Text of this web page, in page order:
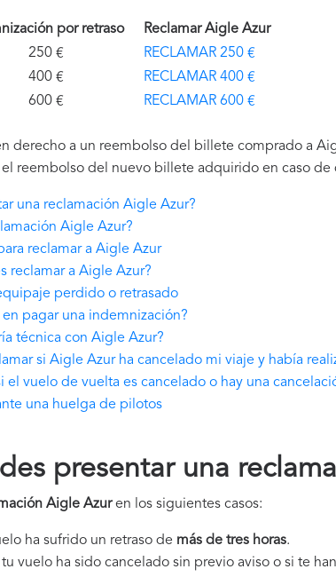
por retraso
Reclamar Aigle Azur
€
RECLAMAR 250 €
€
RECLAMAR 400 €
€ RECLAMAR 600 €
derecho a un reembolso del billete comprado a
reembolso del nuevo billete adquirido en caso de
una reclamación Aigle Azur?
Aigle Azur?
reclamar a Aigle Azur
reclamar a Aigle Azur?
perdido o retrasado
pagar una indemnización?
técnica con Aigle Azur?
si Aigle Azur ha cancelado mi viaje y había
el vuelo de vuelta es cancelado o hay una
una huelga de pilotos
presentar una
Aigle Azuren los siguientes casos:
ha sufrido un retraso de más de tres horas.
tu vuelo ha sido cancelado sin previo aviso o si te